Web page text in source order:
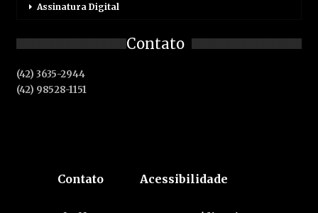
Assinatura Digital
Contato
(42) 3635-2944
(42) 98528-1151
Contato Acessibilidade